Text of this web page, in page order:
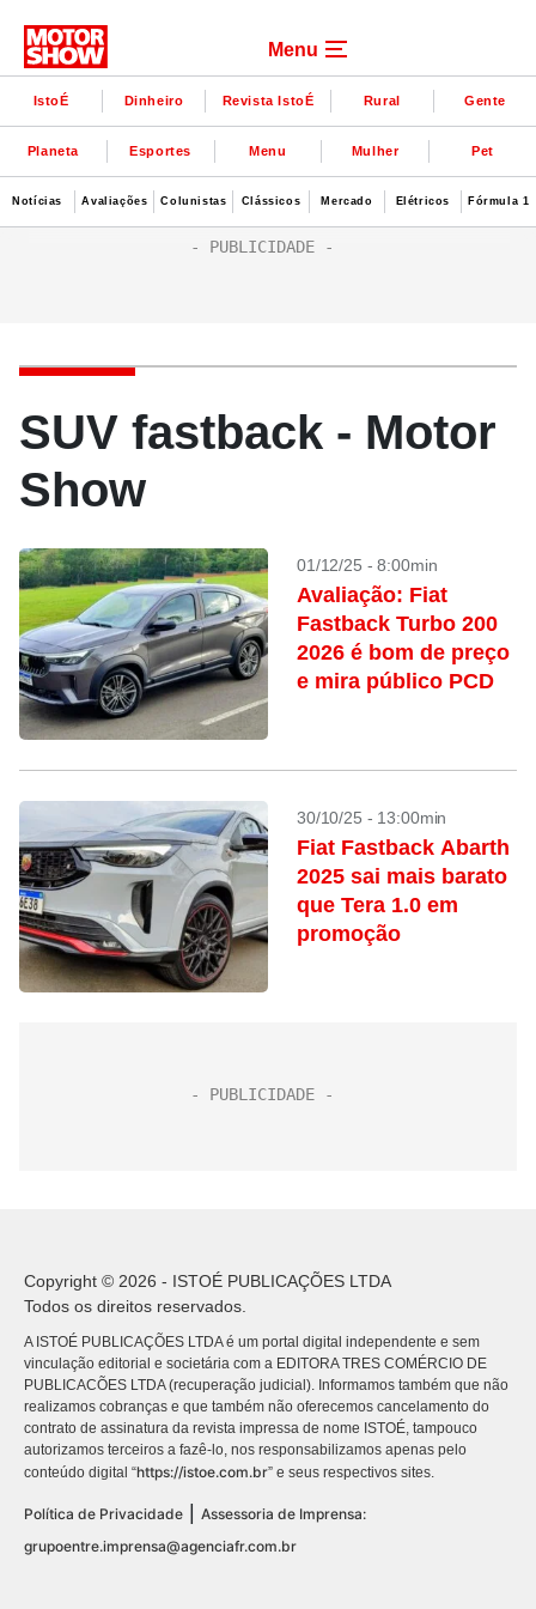
Menu
IstoÉ Dinheiro Revista IstoÉ Rural Gente
Planeta Esportes Menu Mulher Pet
Notícias Avaliações Colunistas Clássicos Mercado Elétricos Fórmula 1
SUV fastback - Motor
Show
01/12/25 - 8:00min
Avaliação: Fiat
Fastback Turbo 200
2026 é bom de preço
e mira público PCD
30/10/25 - 13:00min
Fiat Fastback Abarth
2025 sai mais barato
que Tera 1.0 em
promoção
Copyright © 2026 - ISTOÉ PUBLICAÇÕES LTDA
Todos os direitos reservados.
A ISTOÉ PUBLICAÇÕES LTDA é um portal digital independente e sem
vinculação editorial e societária com a EDITORA TRES COMÉRCIO DE
PUBLICACÕES LTDA (recuperação judicial). Informamos também que não
realizamos cobranças e que também não oferecemos cancelamento do
contrato de assinatura da revista impressa de nome ISTOÉ, tampouco
autorizamos terceiros a fazê-lo, nos responsabilizamos apenas pelo
conteúdo digital “https://istoe.com.br” e seus respectivos sites.
Política de Privacidade
Assessoria de Imprensa:
grupoentre.imprensa@agenciafr.com.br